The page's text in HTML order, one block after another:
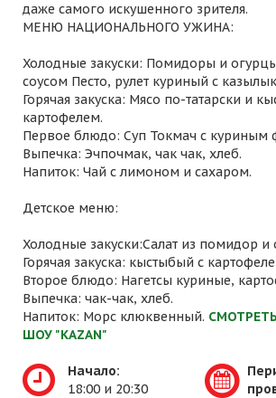
даже самого искушенного зрителя.
МЕНЮ НАЦИОНАЛЬНОГО УЖИНА:
Холодные закуски: Помидоры и
соусом Песто, рулет куриный с
Горячая закуска: Мясо по-татарски и
картофелем.
Первое блюдо: Суп Токмач с куриным
Выпечка: Эчпочмак, чак чак, хлеб.
Напиток: Чай с лимоном и сахаром.
Детское меню:
Холодные закуски:Салат из помидор и
Горячая закуска: кыстыбый с
Второе блюдо: Нагетсы куриные,
Выпечка: чак-чак, хлеб.
Напиток: Морс клюквенный.
ШОУ "KAZAN"
Начало:
18:00 и 20:30